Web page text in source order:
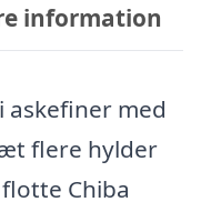
information
askefiner med
flere hylder
Chiba